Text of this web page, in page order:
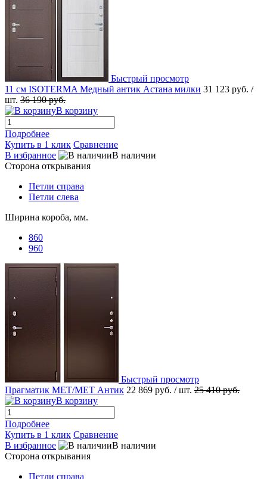
Быстрый просмотр
11 см ISOTERMA Медный антик Астана милки 31 123 руб. /
шт. 36 190 руб.
В корзину
Подробнее
Купить в 1 клик Сравнение
В избранное
В наличии
Сторона открывания
Петли справа
Петли слева
Ширина короба, мм.
860
960
Быстрый просмотр
Прагматик МЕТ/МЕТ Антик 22 869 руб. / шт. 25 410 руб.
В корзину
Подробнее
Купить в 1 клик Сравнение
В избранное
В наличии
Сторона открывания
Петли справа